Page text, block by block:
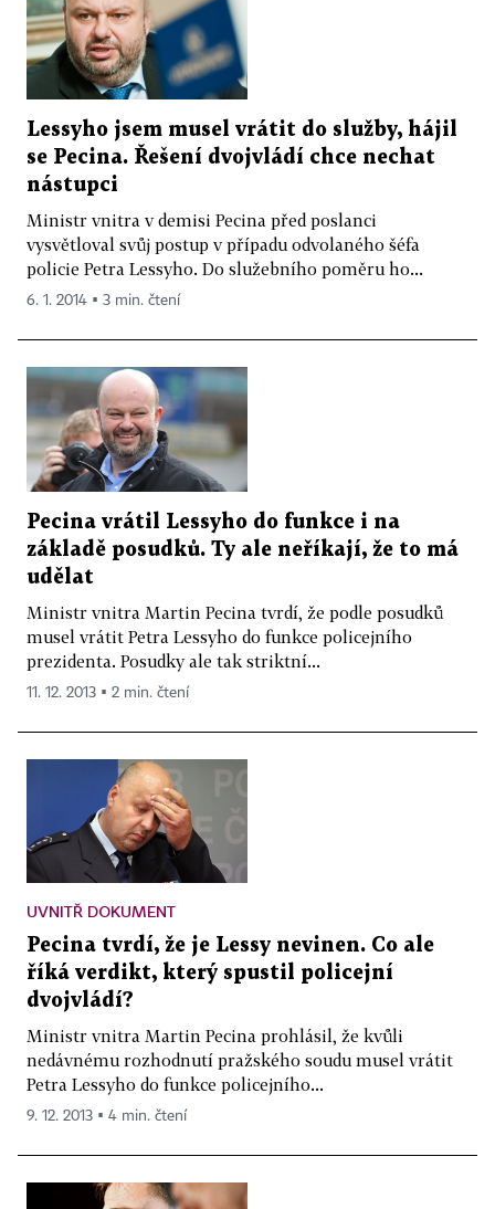
Lessyho jsem musel vrátit do služby, hájil
se Pecina. Řešení dvojvládí chce nechat
nástupci
Ministr vnitra v demisi Pecina před poslanci
vysvětloval svůj postup v případu odvolaného šéfa
policie Petra Lessyho. Do služebního poměru ho...
6. 1. 2014 ▪ 3 min. čtení
Pecina vrátil Lessyho do funkce i na
základě posudků. Ty ale neříkají, že to má
udělat
Ministr vnitra Martin Pecina tvrdí, že podle posudků
musel vrátit Petra Lessyho do funkce policejního
prezidenta. Posudky ale tak striktní...
11. 12. 2013 ▪ 2 min. čtení
UVNITŘ DOKUMENT
Pecina tvrdí, že je Lessy nevinen. Co ale
říká verdikt, který spustil policejní
dvojvládí?
Ministr vnitra Martin Pecina prohlásil, že kvůli
nedávnému rozhodnutí pražského soudu musel vrátit
Petra Lessyho do funkce policejního...
9. 12. 2013 ▪ 4 min. čtení